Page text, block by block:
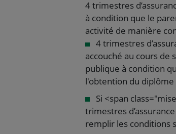
4 trimestres
à condition que le
activité de manière
4 trimestres
accouché au cours de
publique à condition
l'obtention du diplôme
Si <span
trimestres
remplir les conditions